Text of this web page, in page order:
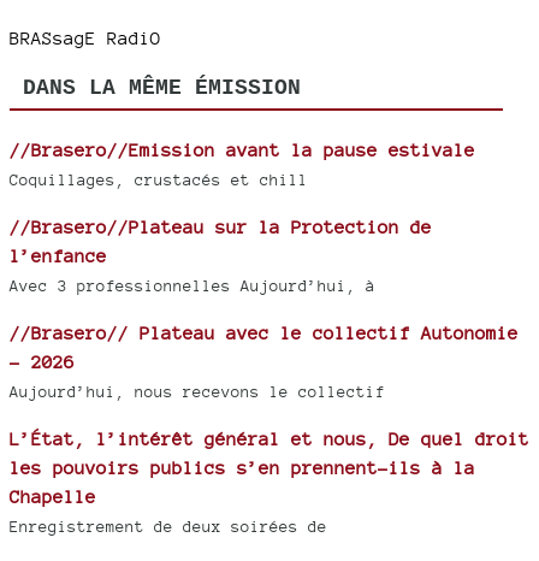
BRASsagE RadiO
DANS LA MÊME ÉMISSION
//Brasero//Emission avant la pause estivale
Coquillages, crustacés et chill
//Brasero//Plateau sur la Protection de
l’enfance
Avec 3 professionnelles Aujourd’hui, à
//Brasero// Plateau avec le collectif Autonomie
- 2026
Aujourd’hui, nous recevons le collectif
L’État, l’intérêt général et nous, De quel droit
les pouvoirs publics s’en prennent-ils à la
Chapelle
Enregistrement de deux soirées de